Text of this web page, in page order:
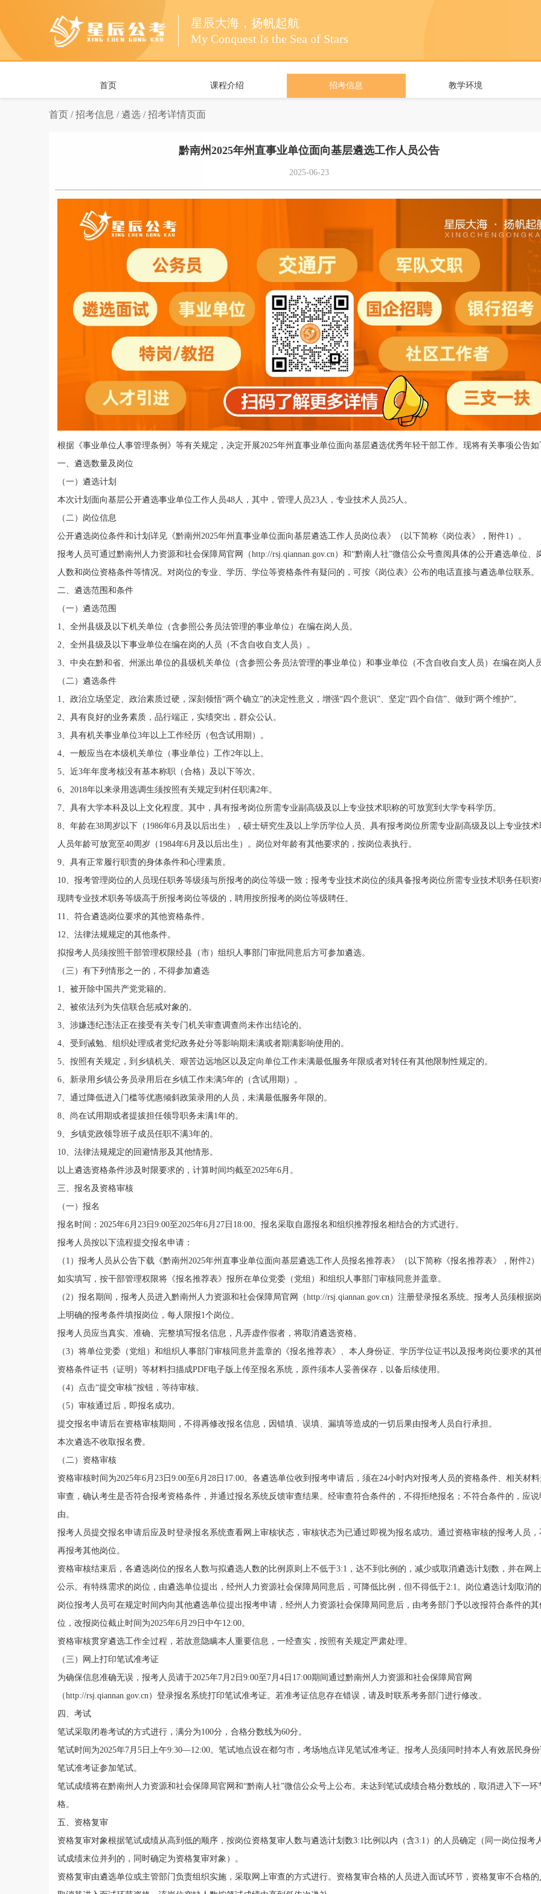
星辰大海，扬帆起航
My Conquest Is the Sea of Stars
首页 课程介绍 招考信息 教学环境
首页 / 招考信息 / 遴选 / 招考详情页面
黔南州2025年州直事业单位面向基层遴选工作人员公告
2025-06-23
根据《事业单位人事管理条例》等有关规定， 决定开展2025年州直事业单位面向基层遴选优秀年轻干部工作。 现将有关事项公告如
一、 遴选数量及岗位
（一） 遴选计划
本次计划面向基层公开遴选事业单位工作人员48人，其中， 管理人员23人， 专业技术人员25人 。
（二） 岗位信息
公开遴选岗位条件和计划详见《黔南州 2025年州直事业单位面向基层遴选工作人员岗位表》 （ 以下简称《岗位表》 ， 附件1 ）。
报考人员可通过黔南州 人力资源和社会保障局官网 （http://rsj.qiannan.gov.cn ） 和“黔南人社”微信公众号查阅具体的公开遴选单位、
人数和 岗位资格条件等情况。 对岗位的专业、学历、学位等资格条件有疑问 的 ， 可按《岗位表》公布的电话直接与遴选单位联系 。
二
遴选范围和条件
（一） 遴选范围
1
全州 县级及以下机关单位（含参照公务员法管理的事业单位）在编在岗人员 。
2
全州 县级及以下事业单位在编在岗的 人员 （不含自收自支人员）
。
3、 中央在黔和省、 州派出单位的县级机关单位（含参照公务员法管理的事业单位 ） 和事业单位 （不含自收自支人员）在编在岗人员
（二） 遴选条件
1
、政治立场坚定、政治素质过硬，深刻领悟“两个确立”的决定性意义，增强“四个意识”、坚定“四个自信”、做到“两个维护”。
2
具有良好的业务素质，品行端正，实绩突出，群众公认 。
3、 具有机关事业单位3年以上工作经历 （包含试用期）。
4、 一般应当在本级机关单位（事业单位） 工作2年以上 。
5、 近3年年度考核没有基本称职（合格）及以下等次。
6、 2018年以来录用选调生须按照有关规定到村任职满2年。
7、 具有大学本科及以上文化程度。其中， 具有报考岗位所需专业副高级及以上专业技术职称的可放宽到大学专科学历。
8、 年龄在38周岁以下（ 1986年6月及以后出生 ）， 硕士研究生及以上学历学位 人员 、具有报考岗位所需专业副高级及以上专业技术
人员年龄可放宽至40周岁 （ 1984年6月及以后出生 ）
。岗位对年龄有其他要求的，按岗位表执行。
9、 具有正常履行职责的身体条件和心理素质。
10、 报考管理岗位的人员现任职务等级须与所报考的岗位等级一致；报考专业技术岗位的须具备报考岗位所需专业技术职务任职资
现聘专业技术职务等级高于所报考岗位等级的，聘用按所报考的岗位等级聘任。
11
符合遴选岗位要求的其他资格条件。
12
法律法规规定的其他条件。
拟报考人员须按照干部管理权限经县（市）组织人事部门审批同意后方可参加遴选。
（三）有下列情形之一的，不得参加遴选
1
、被开除中国共产党党籍的。
2 、被依法列为失信联合惩戒对象的。
3、 涉嫌违纪违法正在接受有关专门机关审查调查尚未作出结论的 。
4、受到诫勉、组织处理或者党纪政务处分等影响期未满或者期满影响使用 的。
5、 按照有关规定，到 乡镇机关、艰苦边远地区以及 定向单位工作未满最低服务年限或者对转任有其他限制性规定的。
6、 新录用乡镇公务员录用后在乡镇工作未满5年的 （含试用期 ）
。
7、 通过降低进入门槛等优惠倾斜政策录用的人员 ， 未满最低服务年限的 。
8、 尚在试用期或者提拔担任领导职务未满1 年的。
9、乡镇党政领导班子成员任职不满3年的。
10、 法律法规规定的 回避情形及其他情形。
以上遴选资格条件涉及时限要求的，计算时间均截至 2025年6月。
三
报名及资格审核
（一） 报名
报名时间 ： 2025年6月 23日 9:00至 2025年6月 27日 1 8:00。报名采取自愿报名和组织推荐报名相结合的方式进行。
报考人员按以下流程提交报名申请：
（ 1 ）报考人员从公告下载《黔南州 2025年州直事业单位面向基层遴选工作人员报名推荐表》（以下简称《报名推荐表》 ， 附件2 ）
如实填写 ， 按干部管理权限将《报名推荐表》报所在单位党委（ 党组 ） 和组织人事部门审核同意并盖章。
（ 2 ）报名期间， 报考人员进入 黔南州人力资源和社会保障局官网 （http://rsj.qiannan.gov.cn ）注册登录报名系统。报考人员须根据
上明确的报考条件填报岗位，每人限报1 个岗位。
报考人员应当真实、准确、完整填写报名信息 ， 凡弄虚作假者， 将取消遴选资格。
（3）将单位党委（党组）和组织人事部门审核同意并盖章的《报名推荐表》、本人身份证、学历学位证书以及报考岗位要求的其
资格条件证书（证明）等材料扫描成PDF电子版上传至报名系统，原件须本人妥善保存，以备后续使用。
（4）点击“提交审核”按钮，等待审核。
（5）审核通过后，即报名成功 。
提交报名申请后在资格审核期间，不得再修改报名信息，因错填、误填、漏填等造成的一切后果由报考人员 自行承担 。
本次遴选不收取报名费。
（二）资格审核
资格审核时间为2025年6月 23日 9:00至6月 28日 17:00。 各遴选单位收到报考申请后，须在24小时内对报考人员的资格条件、相关材
审查， 确认考生是否符合报考资格条件，并通过报名系统反馈审查结果。经审查符合条件的，不得拒绝报名；不符合条件的，应说
由。
报考人员提交报名申请后应及时登录报名系统查看网上审核状态，审核状态为已通过即视为报名成功。通过资格审核的报考人员，
再报考其他岗位。
资格审核结束后， 各遴选岗位的报名人数与拟遴选人数的比例 原则上不低于3:1 ，达不到比例的，减少或取消遴选计划数 ，并在网
公示。 有特殊需求的岗位 ， 由遴选单位提出， 经州 人力资源社会保障局 同意后，可降低比例，但不得低于2:1 。 岗位遴选计划取消
岗位报考人员可在规定时间内向其他遴选单位提出报考申请，经州人力资源社会保障局同意后， 由考务部门予以改报符合条件的其
位， 改报岗位截止时间为2025年6月 29日中午12:00。
资格审核贯穿遴选工作全过程，若故意隐瞒本人重要信息，一经查实，按照有关规定严肃处理。
（三）
网上打印笔试准考证
为确保信息准确无误， 报考人员请于2025年7月 2 日 9:00至 7月 4日 17:00期间通过黔南州 人力资源和社会保障局官网
（http://rsj.qiannan.gov.cn ） 登录报名系统打印笔试准考证 。 若准考证信息存在错误， 请及时联系考务部门进行修改 。
四、 考试
笔试采取闭卷考试的方式进行， 满分为100分，合格分数线为60分。
笔试时间为2025年7月 5日上午9:30—12:00。 笔试地点设在都匀市， 考场地点详见笔试准考证 。 报考人员须同时持本人有效居民身份
笔试准考证参加笔试。
笔试成绩将在黔南州 人力资源和社会保障局官网 和“黔南人社”微信公众号上公布。 未达到笔试成绩合格分数线的 ， 取消进入下一环
格。
五、资格复审
资格复审对象根据笔试成绩从高到低的顺序， 按岗位资格复审人数与遴选计划数3:1 比例以内 （含3:1 ） 的人员确定 （ 同一岗位报考
试成绩末位并列的 ， 同时确定为资格复审对象 ）。
资格复审由遴选单位或主管部门负责组织实施， 采取网上审查的方式进行。 资格复审合格的 人员进入 面试环节， 资格复审不合格的